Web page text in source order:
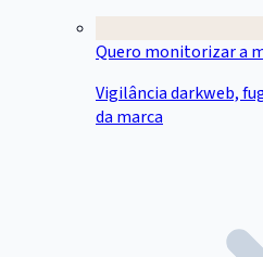
Quero monitorizar a
Vigilância darkweb,
da marca